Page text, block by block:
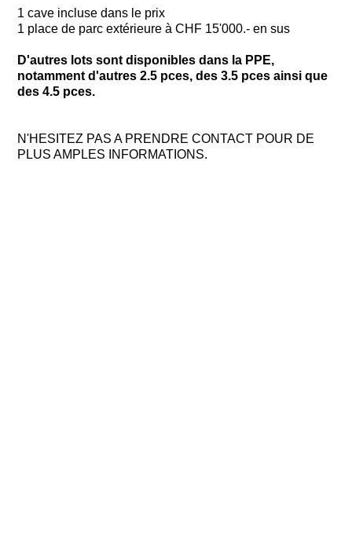
1 cave incluse dans le prix
1 place de parc extérieure à CHF 15'000.- en sus
D'autres lots sont disponibles dans la PPE,
notamment d'autres 2.5 pces, des 3.5 pces ainsi que
des 4.5 pces.
N'HESITEZ PAS A PRENDRE CONTACT POUR DE
PLUS AMPLES INFORMATIONS.